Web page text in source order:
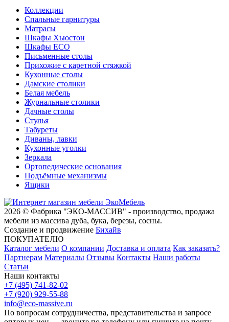
Коллекции
Спальные гарнитуры
Матрасы
Шкафы Хьюстон
Шкафы ECO
Письменные столы
Прихожие с каретной стяжкой
Кухонные столы
Дамские столики
Белая мебель
Журнальные столики
Дачные столы
Стулья
Табуреты
Диваны, лавки
Кухонные уголки
Зеркала
Ортопедические основания
Подъёмные механизмы
Ящики
2026 © Фабрика "ЭКО-МАССИВ" - производство, продажа
мебели из массива дуба, бука, березы, сосны.
Создание и продвижение Бихайв
ПОКУПАТЕЛЮ
Каталог мебели О компании Доставка и оплата Как заказать?
Партнерам Материалы Отзывы Контакты Наши работы
Статьи
Наши контакты
+7 (495) 741-82-02
+7 (920) 929-55-88
info@eco-massive.ru
По вопросам сотрудничества, представи­тельства и запросе